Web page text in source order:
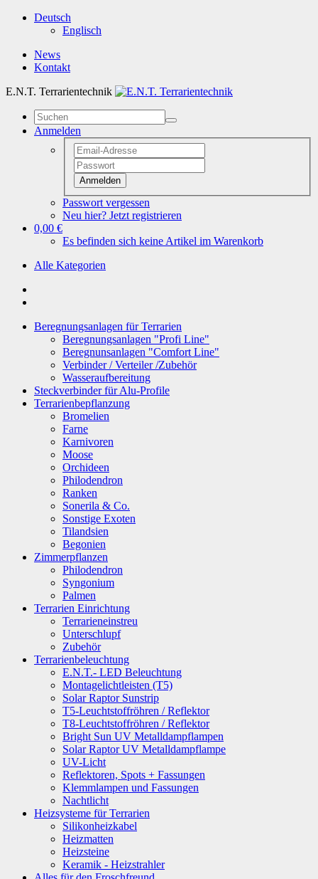
Deutsch
Englisch
News
Kontakt
E.N.T. Terrarientechnik
Anmelden
Anmelden
Passwort vergessen
Neu hier? Jetzt registrieren
0,00 €
Es befinden sich keine Artikel im Warenkorb
Alle Kategorien
Beregnungsanlagen für Terrarien
Beregnungsanlagen "Profi Line"
Beregnunsanlagen "Comfort Line"
Verbinder / Verteiler /Zubehör
Wasseraufbereitung
Steckverbinder für Alu-Profile
Terrarienbepflanzung
Bromelien
Farne
Karnivoren
Moose
Orchideen
Philodendron
Ranken
Sonerila & Co.
Sonstige Exoten
Tilandsien
Begonien
Zimmerpflanzen
Philodendron
Syngonium
Palmen
Terrarien Einrichtung
Terrarieneinstreu
Unterschlupf
Zubehör
Terrarienbeleuchtung
E.N.T.- LED Beleuchtung
Montagelichtleisten (T5)
Solar Raptor Sunstrip
T5-Leuchtstoffröhren / Reflektor
T8-Leuchtstoffröhren / Reflektor
Bright Sun UV Metalldampflampen
Solar Raptor UV Metalldampflampe
UV-Licht
Reflektoren, Spots + Fassungen
Klemmlampen und Fassungen
Nachtlicht
Heizsysteme für Terrarien
Silikonheizkabel
Heizmatten
Heizsteine
Keramik - Heizstrahler